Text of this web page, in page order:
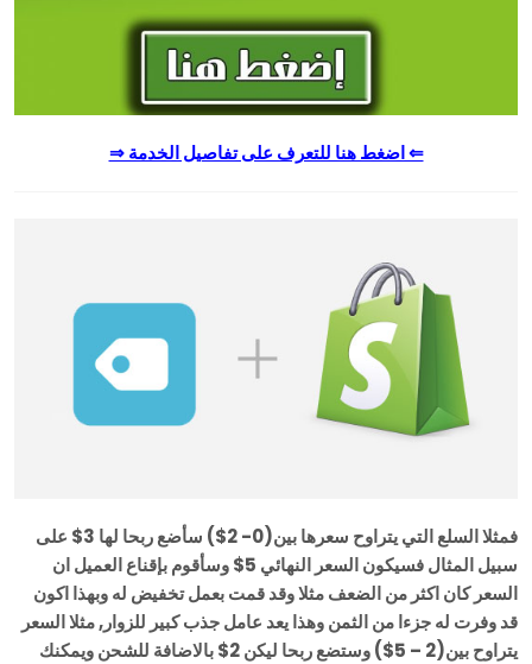
⇐ اضغط هنا للتعرف على تفاصيل الخدمة ⇒
فمثلا السلع التي يتراوح سعرها بين(0- 2$) سأضع ربحا لها 3$ على
سبيل المثال فسيكون السعر النهائي 5$ وسأقوم بإقناع العميل ان
السعر كان اكثر من الضعف مثلا وقد قمت بعمل تخفيض له وبهذا اكون
قد وفرت له جزءا من الثمن وهذا يعد عامل جذب كبير للزوار, مثلا السعر
يتراوح بين(2 – 5$) وستضع ربحا ليكن 2$ بالاضافة للشحن ويمكنك